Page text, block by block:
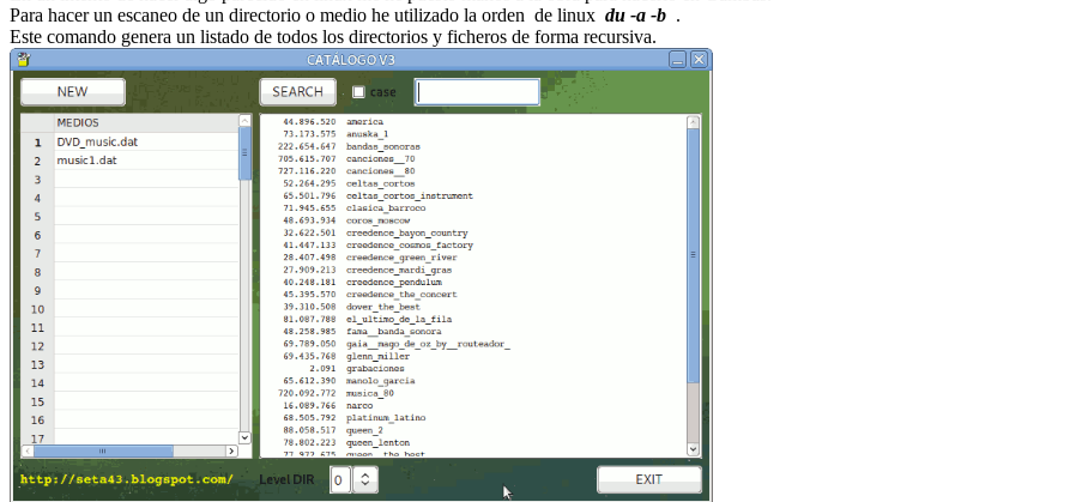
Para hacer un escaneo de un directorio o medio he utilizado la orden de linux du -a -b .
Este comando genera un listado de todos los directorios y ficheros de forma recursiva.